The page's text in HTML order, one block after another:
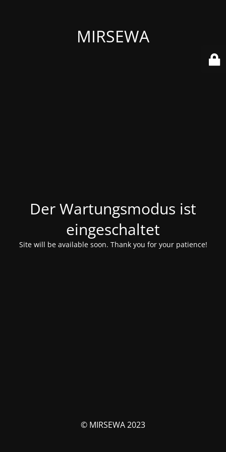
MIRSEWA
Der Wartungsmodus ist
eingeschaltet
Site will be available soon. Thank you for your patience!
© MIRSEWA 2023